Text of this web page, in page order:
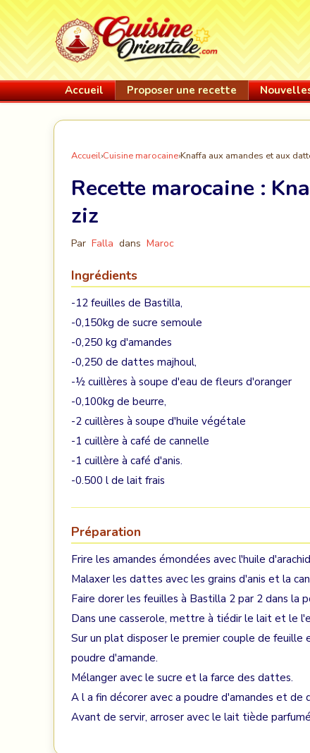
Accueil Proposer une recette
Accueil›Cuisine marocaine›Knaffa aux amandes et aux
Recette marocaine :
ziz
Par Falla dans Maroc
Ingrédients
-12 feuilles de Bastilla,
-0,150kg de sucre semoule
-0,250 kg d'amandes
-0,250 de dattes majhoul,
-½ cuillères à soupe d'eau de fleurs d'oranger
-0,100kg de beurre,
-2 cuillères à soupe d'huile végétale
-1 cuillère à café de cannelle
-1 cuillère à café d'anis.
-0.500 l de lait frais
Préparation
Frire les amandes émondées avec l'huile
Malaxer les dattes avec les grains d'anis et la
Faire dorer les feuilles à Bastilla 2 par 2 dans la
Dans une casserole, mettre à tiédir le lait et le
Sur un plat disposer le premier couple de
poudre d'amande.
Mélanger avec le sucre et la farce des dattes.
A l a fin décorer avec a poudre d'amandes et de
Avant de servir, arroser avec le lait tiède